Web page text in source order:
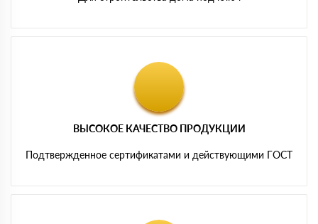
ВЫСОКОЕ КАЧЕСТВО ПРОДУКЦИИ
Подтвержденное сертификатами и действующими ГОСТ